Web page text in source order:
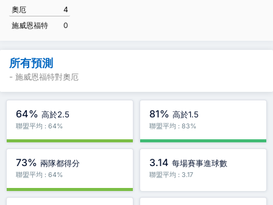
奧厄
4
施威恩福特
0
所有預測
- 施威恩福特對奧厄
64% 高於2.5
聯盟平均 : 64%
81% 高於1.5
聯盟平均 : 83%
73% 兩隊都得分
聯盟平均 : 64%
3.14 每場賽事進球數
聯盟平均 : 3.17